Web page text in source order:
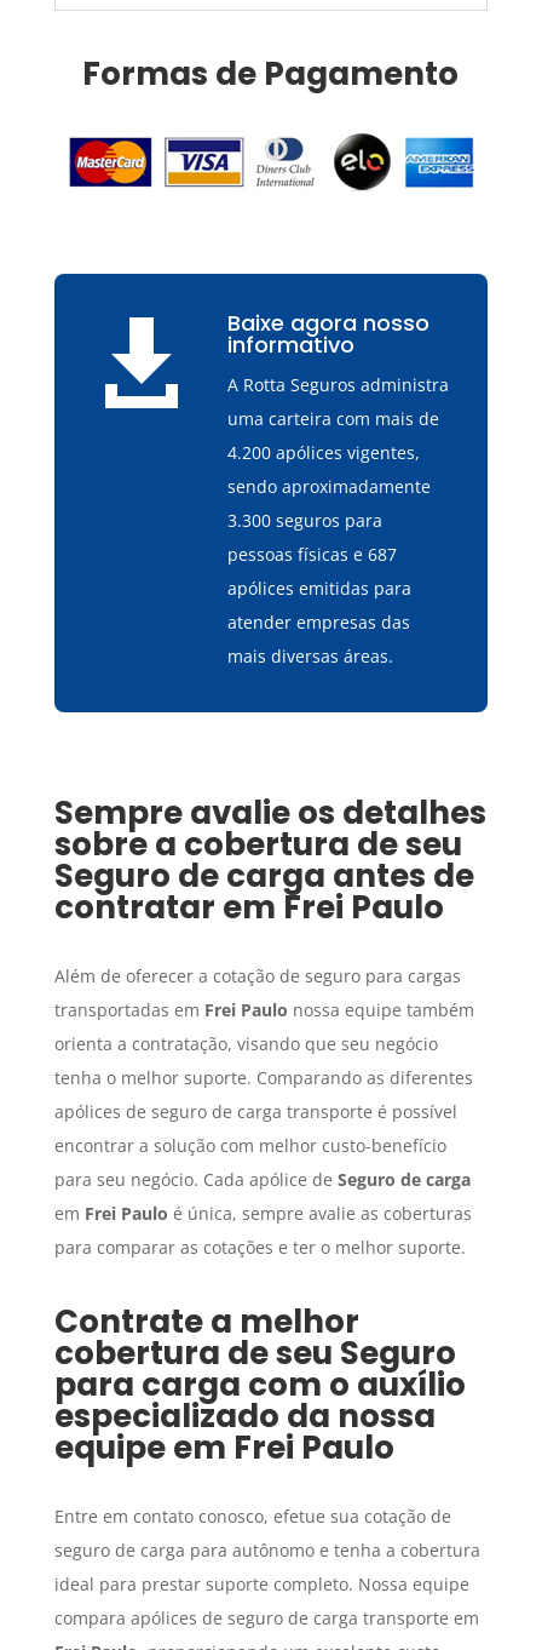
Formas de Pagamento
 Baixe agora nosso
informativo
A Rotta Seguros administra
uma carteira com mais de
4.200 apólices vigentes,
sendo aproximadamente
3.300 seguros para
pessoas físicas e 687
apólices emitidas para
atender empresas das
mais diversas áreas.
Sempre avalie os detalhes
sobre a cobertura de seu
Seguro de carga antes de
contratar em Frei Paulo
Além de oferecer a cotação de seguro para cargas
transportadas em Frei Paulo nossa equipe também
orienta a contratação, visando que seu negócio
tenha o melhor suporte. Comparando as diferentes
apólices de seguro de carga transporte é possível
encontrar a solução com melhor custo-benefício
para seu negócio. Cada apólice de Seguro de carga
em Frei Paulo é única, sempre avalie as coberturas
para comparar as cotações e ter o melhor suporte.
Contrate a melhor
cobertura de seu Seguro
para carga com o auxílio
especializado da nossa
equipe em Frei Paulo
Entre em contato conosco, efetue sua cotação de
seguro de carga para autônomo e tenha a cobertura
ideal para prestar suporte completo. Nossa equipe
compara apólices de seguro de carga transporte em